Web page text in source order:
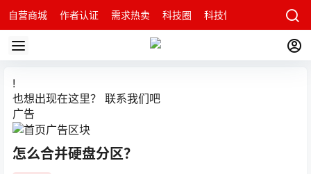
自营商城 作者认证 需求热卖 科技圈 科技快讯 智能科技问
!
也想出现在这里？ 联系我们吧
广告
怎么合并硬盘分区？